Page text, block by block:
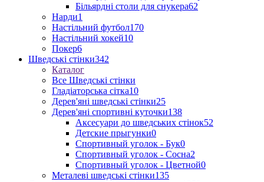
Більярдні столи для снукера62
Нарди1
Настільний футбол170
Настільний хокей10
Покер6
Шведські стінки342
Каталог
Все Шведські стінки
Гладіаторська сітка10
Дерев'яні шведські стінки25
Дерев'яні спортивні куточки138
Аксесуари до шведських стінок52
Детские прыгунки0
Спортивный уголок - Бук0
Спортивный уголок - Сосна2
Спортивный уголок - Цветной0
Металеві шведські стінки135